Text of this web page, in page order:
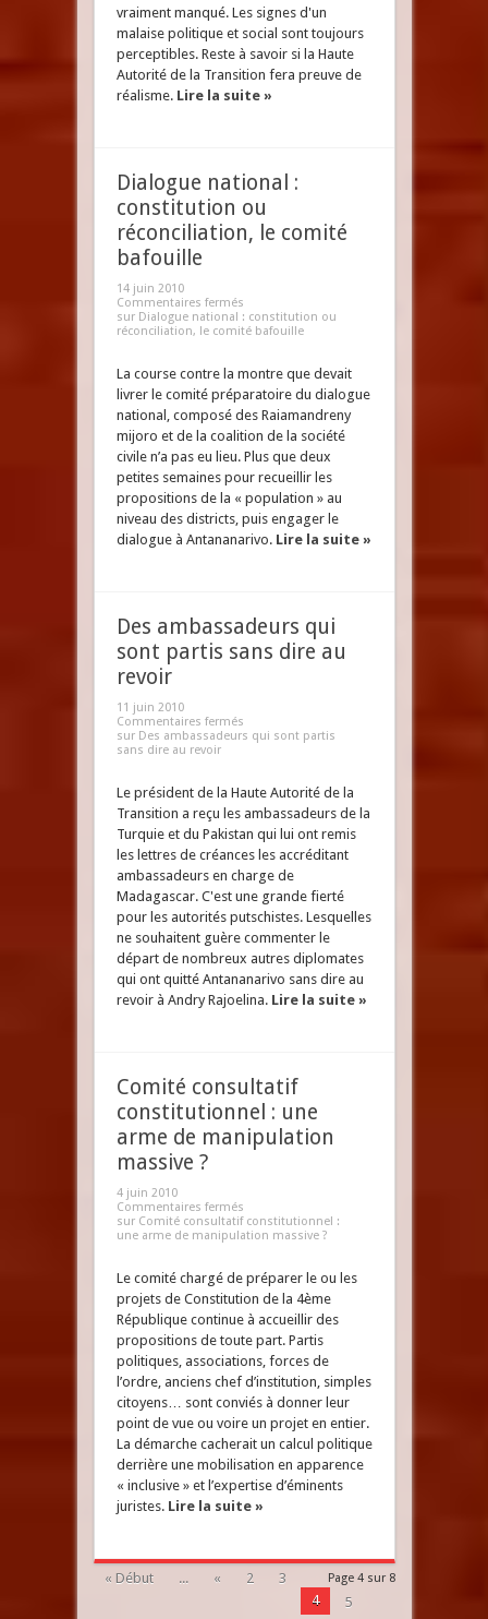
vraiment manqué. Les signes d'un
malaise politique et social sont toujours
perceptibles. Reste à savoir si la Haute
Autorité de la Transition fera preuve de
réalisme. Lire la suite »
Dialogue national :
constitution ou
réconciliation, le comité
bafouille
14 juin 2010
Commentaires fermés
sur Dialogue national : constitution ou
réconciliation, le comité bafouille
La course contre la montre que devait
livrer le comité préparatoire du dialogue
national, composé des Raiamandreny
mijoro et de la coalition de la société
civile n’a pas eu lieu. Plus que deux
petites semaines pour recueillir les
propositions de la « population » au
niveau des districts, puis engager le
dialogue à Antananarivo. Lire la suite »
Des ambassadeurs qui
sont partis sans dire au
revoir
11 juin 2010
Commentaires fermés
sur Des ambassadeurs qui sont partis
sans dire au revoir
Le président de la Haute Autorité de la
Transition a reçu les ambassadeurs de la
Turquie et du Pakistan qui lui ont remis
les lettres de créances les accréditant
ambassadeurs en charge de
Madagascar. C'est une grande fierté
pour les autorités putschistes. Lesquelles
ne souhaitent guère commenter le
départ de nombreux autres diplomates
qui ont quitté Antananarivo sans dire au
revoir à Andry Rajoelina. Lire la suite »
Comité consultatif
constitutionnel : une
arme de manipulation
massive ?
4 juin 2010
Commentaires fermés
sur Comité consultatif constitutionnel :
une arme de manipulation massive ?
Le comité chargé de préparer le ou les
projets de Constitution de la 4ème
République continue à accueillir des
propositions de toute part. Partis
politiques, associations, forces de
l’ordre, anciens chef d’institution, simples
citoyens… sont conviés à donner leur
point de vue ou voire un projet en entier.
La démarche cacherait un calcul politique
derrière une mobilisation en apparence
« inclusive » et l’expertise d’éminents
juristes. Lire la suite »
Page 4 sur 8
« Début ... « 2
3
4
5